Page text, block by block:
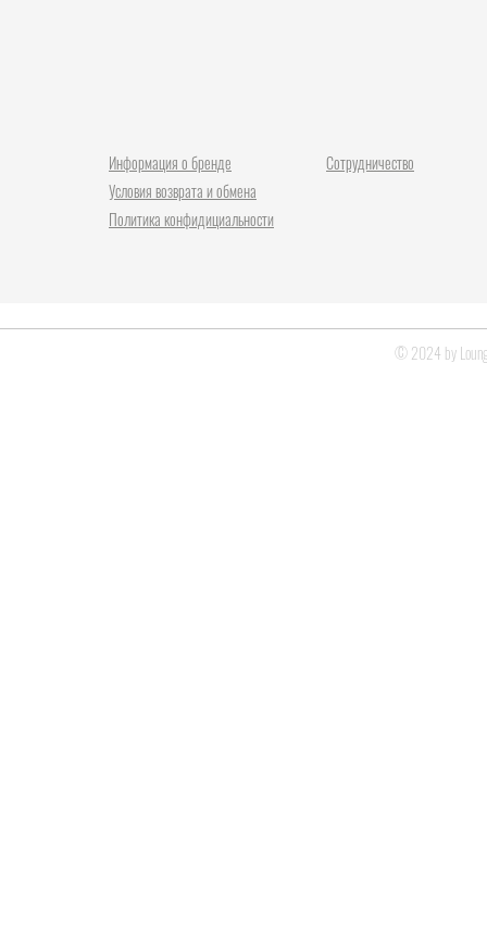
Информация о бренде
Сотрудничество
Условия возврата и обмена
Политика конфидициальности
© 2024 by